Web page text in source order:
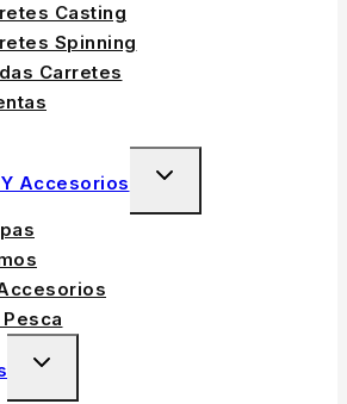
MENUCasting
Spinning
Carretes
Accesorios
TOGGLE
TOGGLE